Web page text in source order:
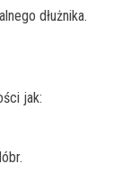
dłużnika.
jak: